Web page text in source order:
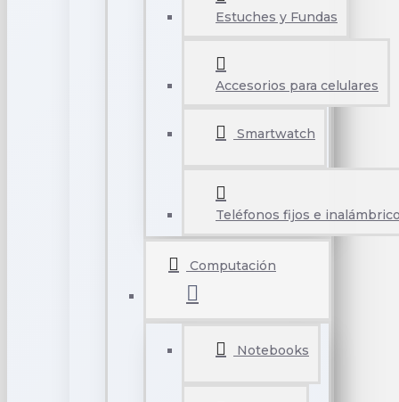
Estuches y Fundas
Accesorios para celulares
Smartwatch
Teléfonos fijos e
Computación
Notebooks